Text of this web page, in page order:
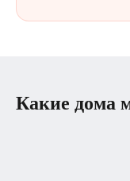
Какие дома